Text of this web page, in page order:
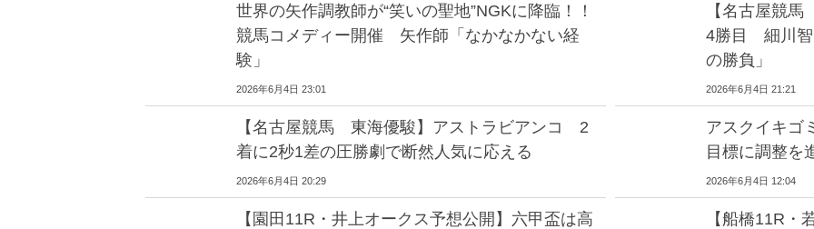
世界の矢作調教師が“笑いの聖地”NGKに降臨！！
競馬コメディー開催 矢作師「なかなかない経
験」
2026年6月4日 23:01
【名古屋競
4勝目 細川智
の勝負」
2026年6月4日 21:21
【名古屋競馬 東海優駿】アストラビアンコ 2
着に2秒1差の圧勝劇で断然人気に応える
2026年6月4日 20:29
アスクイキゴ
目標に調整を
2026年6月4日 12:04
【園田11R・井上オークス予想公開】六甲盃は高
【船橋11R